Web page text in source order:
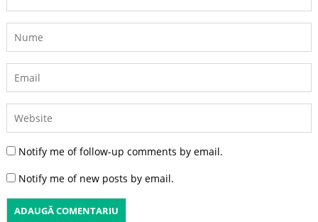
Notify me of follow-up comments by email.
Notify me of new posts by email.